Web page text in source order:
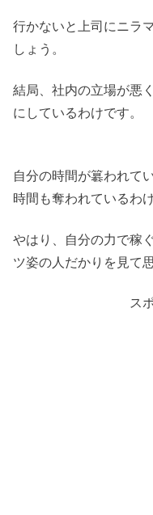
行かないと上司にニラ
しょう。
結局、社内の立場が悪
にしているわけです。
自分の時間が簒われて
時間も奪われているわ
やはり、自分の力で稼
ツ姿の人だかりを見て
ス